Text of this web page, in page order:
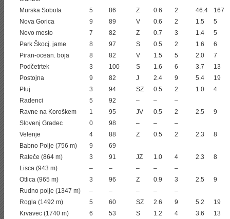
Murska Sobota
5 86 Z 0.6 2 46.4
167
Nova Gorica
9 89 V 0.6 2 1.5
5
Novo mesto
7 82 Z 0.7 3 1.4
5
Park Škocj. jame
8 97 S 0.5 2 1.6
6
Piran-ocean. boja
8 82 V 1.5 5 2.0
7
Podčetrtek
3 100 S 1.6 6 3.7
13
Postojna
9 82 J 2.4 9 5.4
19
Ptuj
3 94 SZ 0.5 2 1.0
4
Radenci
5 92 – –
–
Ravne na Koroškem
1 95 JV 0.5 2 2.5
9
Slovenj Gradec
0 98 – –
–
Velenje
4 88 Z 0.5 2 2.3
8
Babno Polje (756 m)
9
69
Rateče (864 m)
3 91 JZ 1.0 4 2.3
8
Lisca (943 m)
– – – –
–
Otlica (965 m)
3 96 Z 0.9 3 2.5
9
Rudno polje (1347 m)
– – – –
–
Rogla (1492 m)
5 60 SZ 2.6 9 5.2
19
Krvavec (1740 m)
6 53 S 1.2 4 3.6
13